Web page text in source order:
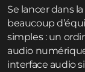
Se lancer dans
beaucoup
simples : un
audio
interface audio